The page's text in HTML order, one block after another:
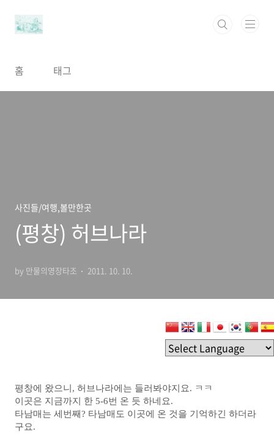
홈 태그
사진들/여행,볼만한곳
(평창) 허브나라
by 만물의영장타조 2011. 10. 10.
평창에 왔으니, 허브나라에는 들러봐야지요. ㅋㅋ
이곳은 지금까지 한 5-6번 온 듯 하네요.
타남매는 세번째? 타남매도 이곳에 온 것을 기억하긴 하더라
구요.